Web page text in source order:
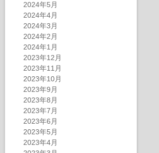
2024年5月
2024年4月
2024年3月
2024年2月
2024年1月
2023年12月
2023年11月
2023年10月
2023年9月
2023年8月
2023年7月
2023年6月
2023年5月
2023年4月